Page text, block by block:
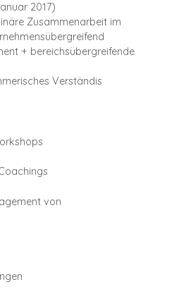
2017)
Zusammenarbeit im
+ bereichsübergreifende
Verständis
von